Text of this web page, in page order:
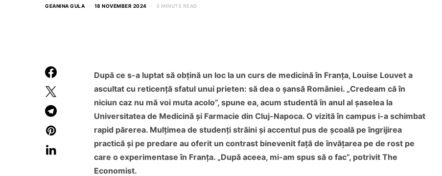
GEANINA GULA 18 NOVEMBER 2024 3 MINUTE READ
După ce s-a luptat să obțină un loc la un curs de medicină în Franța, Louise Louvet a
ascultat cu reticență sfatul unui prieten: să dea o șansă României. „Credeam că în
niciun caz nu mă voi muta acolo”, spune ea, acum studentă în anul al șaselea la
Universitatea de Medicină și Farmacie din Cluj-Napoca. O vizită în campus i-a schimbat
rapid părerea. Mulțimea de studenți străini și accentul pus de școală pe îngrijirea
practică și pe predare au oferit un contrast binevenit față de învățarea pe de rost pe
care o experimentase în Franța. „După aceea, mi-am spus să o fac”, potrivit The
Economist.